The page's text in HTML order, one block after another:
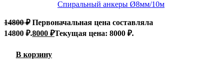
Спиральный анкеры Ø8мм/10м
14800₽ Первоначальная цена составляла
14800 ₽.8000 ₽Текущая цена: 8000 ₽.
В корзину